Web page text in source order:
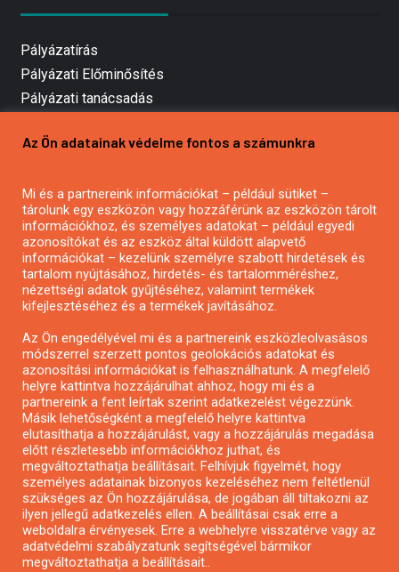
Pályázatírás
Pályázati Előminősítés
Pályázati tanácsadás
Mezőgazdasági pályázatírás
Pályázatírás civil szervezeteknek
Pályázatírás önkormányzatoknak
Pályázatfigyelés
Specifikus pályázatfigyelés vagy hírlevél
Pályázatok magánszemélyeknek
Pályázatok civil szervezeteknek
Pályázatok vállalkozásoknak
Önkormányzati pályázatok
Mezőgazdasági pályázatok
Falusi turizmus pályázatok
Napelem pályázatok
GINOP pályázatok
Az Ön adatainak védelme fontos a számunkra
Mi és a partnereink információkat – például sütiket –
tárolunk egy eszközön vagy hozzáférünk az eszközön tárolt
információkhoz, és személyes adatokat – például egyedi
azonosítókat és az eszköz által küldött alapvető
információkat – kezelünk személyre szabott hirdetések és
tartalom nyújtásához, hirdetés- és tartalomméréshez,
nézettségi adatok gyűjtéséhez, valamint termékek
kifejlesztéséhez és a termékek javításához.
Az Ön engedélyével mi és a partnereink eszközleolvasásos
módszerrel szerzett pontos geolokációs adatokat és
azonosítási információkat is felhasználhatunk. A megfelelő
helyre kattintva hozzájárulhat ahhoz, hogy mi és a
partnereink a fent leírtak szerint adatkezelést végezzünk.
Másik lehetőségként a megfelelő helyre kattintva
elutasíthatja a hozzájárulást, vagy a hozzájárulás megadása
előtt részletesebb információkhoz juthat, és
megváltoztathatja beállításait. Felhívjuk figyelmét, hogy
személyes adatainak bizonyos kezeléséhez nem feltétlenül
szükséges az Ön hozzájárulása, de jogában áll tiltakozni az
ilyen jellegű adatkezelés ellen. A beállításai csak erre a
weboldalra érvényesek. Erre a webhelyre visszatérve vagy az
adatvédelmi szabályzatunk segítségével bármikor
megváltoztathatja a beállításait..